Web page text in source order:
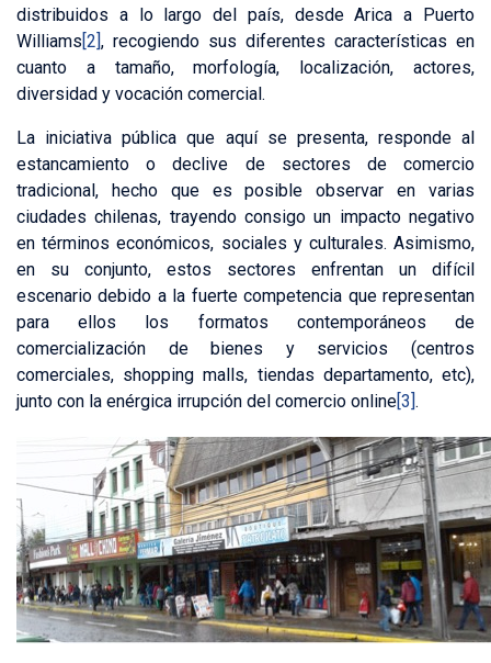
distribuidos a lo largo del país, desde Arica a Puerto
Williams[2], recogiendo sus diferentes características en
cuanto a tamaño, morfología, localización, actores,
diversidad y vocación comercial.
La iniciativa pública que aquí se presenta, responde al
estancamiento o declive de sectores de comercio
tradicional, hecho que es posible observar en varias
ciudades chilenas, trayendo consigo un impacto negativo
en términos económicos, sociales y culturales. Asimismo,
en su conjunto, estos sectores enfrentan un difícil
escenario debido a la fuerte competencia que representan
para ellos los formatos contemporáneos de
comercialización de bienes y servicios (centros
comerciales, shopping malls, tiendas departamento, etc),
junto con la enérgica irrupción del comercio online[3].